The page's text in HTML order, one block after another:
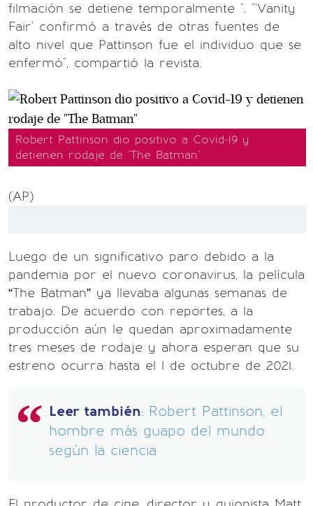
filmación se detiene temporalmente ". "'Vanity
Fair' confirmó a través de otras fuentes de
alto nivel que Pattinson fue el individuo que se
enfermó", compartió la revista.
Robert Pattinson dio positivo a Covid-19 y
detienen rodaje de "The Batman"
(AP)
Luego de un significativo paro debido a la
pandemia por el nuevo coronavirus, la película
“The Batman” ya llevaba algunas semanas de
trabajo. De acuerdo con reportes, a la
producción aún le quedan aproximadamente
tres meses de rodaje y ahora esperan que su
estreno ocurra hasta el 1 de octubre de 2021.
Leer también: Robert Pattinson, el
hombre más guapo del mundo
según la ciencia